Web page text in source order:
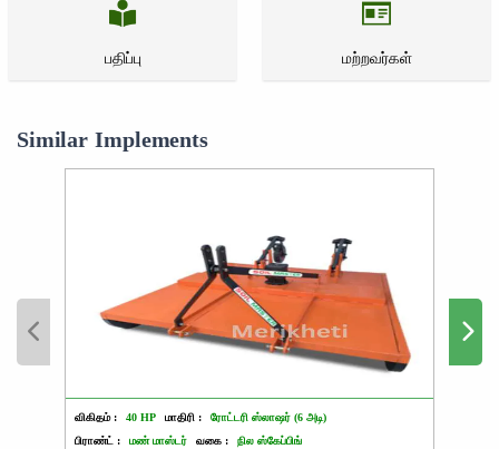
பதிப்பு மற்றவர்கள்
Similar Implements
விகிதம் : 40 HP மாதிரி :
ரோட்டரி ஸ்லாஷர் (6 அடி)
பிராண்ட் :
மண் மாஸ்டர் வகை : நில ஸ்கேப்பிங்